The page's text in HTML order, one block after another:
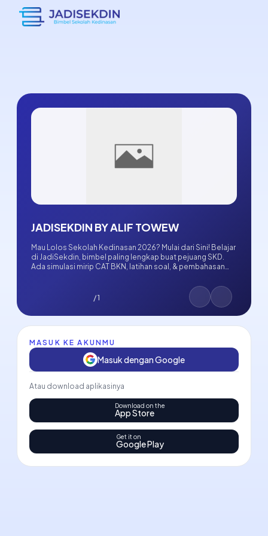
JADISEKDIN BY ALIF TOWEW
Mau Lolos Sekolah Kedinasan 2026? Mulai dari Sini! Belajar
di JadiSekdin, bimbel paling lengkap buat pejuang SKD.
Ada simulasi mirip CAT BKN, latihan soal, & pembahasan
/ 1
MASUK KE AKUNMU
Masuk dengan Google
Atau download aplikasinya
Download on the
App Store
Get it on
Google Play